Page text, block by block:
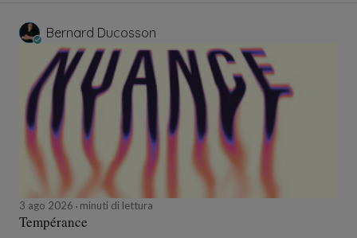
Bernard Ducosson
3 ago 2026 minuti di lettura
Tempérance